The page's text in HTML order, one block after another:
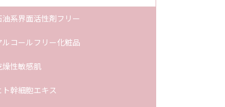
油系界面活性剤フリー
ルコールフリー化粧品
燥性敏感肌
ト幹細胞エキス